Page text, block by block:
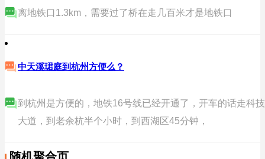
离地铁口1.3km，需要过了桥在走几百米才是地铁口
中天溪珺庭到杭州方便么？
到杭州是方便的，地铁16号线已经开通了，开车的话走科技
大道，到老余杭半个小时，到西湖区45分钟，